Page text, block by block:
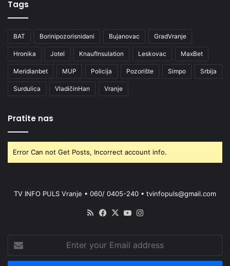
Tags
BAT Borinipozorisnidani Bujanovac GradVranje
Hronika Jotel KnaufInsulation Leskovac MaxBet
Meridianbet MUP Policija Pozorište Simpo Srbija
Surdulica VladičinHan Vranje
Pratite nas
Error Can not Get Posts, Incorrect account info.
TV INFO PULS Vranje • 060/ 0405-240 • tvinfopuls@gmail.com
RSS Facebook
X YouTube
your
Email